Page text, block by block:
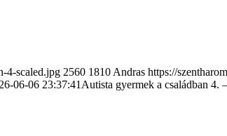
4-scaled.jpg 2560 1810 Andras https://
06-06 23:37:41 Autista gyermek a családban 4.